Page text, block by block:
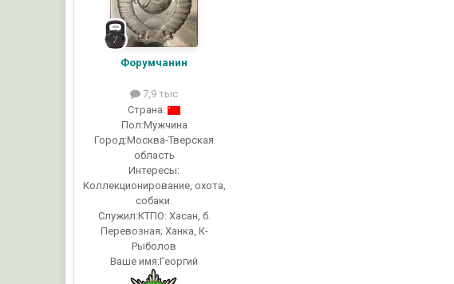
Форумчанин
7,9 тыс
Страна:
Пол:Мужчина
Город:Москва-Тверская
область
Интересы:
Коллекционирование, охота,
собаки.
Служил:КТПО: Хасан, б.
Перевозная; Ханка, К-
Рыболов
Ваше имя:Георгий